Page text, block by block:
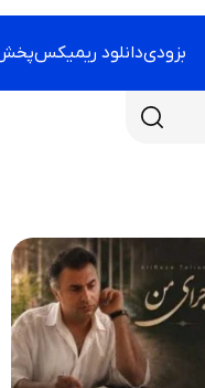
بزودیدانلود ریمیکس